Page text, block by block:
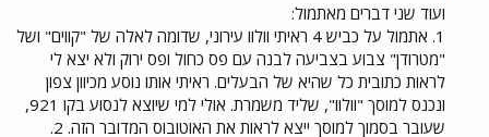
ועוד שני דברים מאתמול:
1. אתמול על כביש 4 ראיתי וולוו עירוני, שדומה לאלה של "קווים" ושל
"מטרודן" צבוע בצביעה לבנה עם פס כחול ופס ירוק ולא יצא לי
לראות כתובית כל שהיא של הבעלים. ראיתי אותו נוסע מכיוון צפון
ונכנס למוסך "וולוו", שליד משמרת. אולי למי שיוצא לנסוע בקו 921,
שעובר בסמוך למוסך ייצא לראות את האוטובוס המדובר הזה. 2.